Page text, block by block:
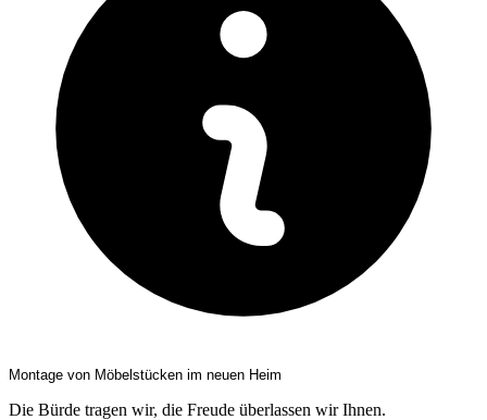
Montage von Möbelstücken im neuen Heim
Die Bürde tragen wir, die Freude überlassen wir Ihnen.